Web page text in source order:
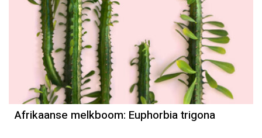
Afrikaanse melkboom: Euphorbia trigona